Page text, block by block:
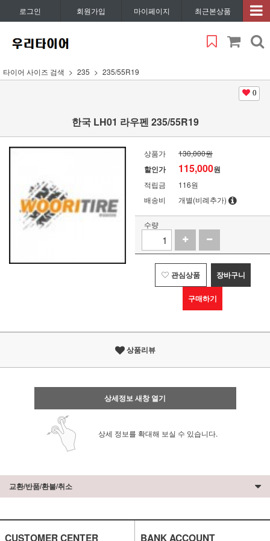
로그인 회원가입 마이페이지 최근본상품
타이어 사이즈 검색 235 235/55R19
0
한국 LH01 라우펜 235/55R19
상품가 130,000원
할인가 115,000원
적립금
116원
배송비
개별(비례추가)
수량
관심상품 장바구니
구매하기
상품리뷰
상세정보 새창 열기
상세 정보를 확대해 보실 수 있습니다.
교환/반품/환불/취소
CUSTOMER CENTER BANK ACCOUNT